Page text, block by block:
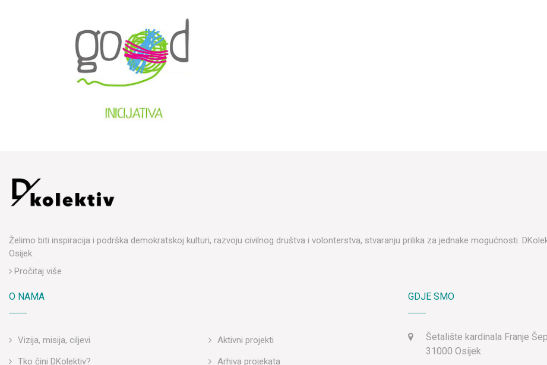
Želimo biti inspiracija i podrška demokratskoj kulturi, razvoju civilnog društva i volonterstva, stvaranju prilika za jednake mogućnosti.
Osijek.
Pročitaj više
O NAMA
Vizija, misija, ciljevi
Tko čini DKolektiv?
Aktivni projekti
Arhiva projekata
GDJE SMO
Šetalište kardinala Franje
31000 Osijek